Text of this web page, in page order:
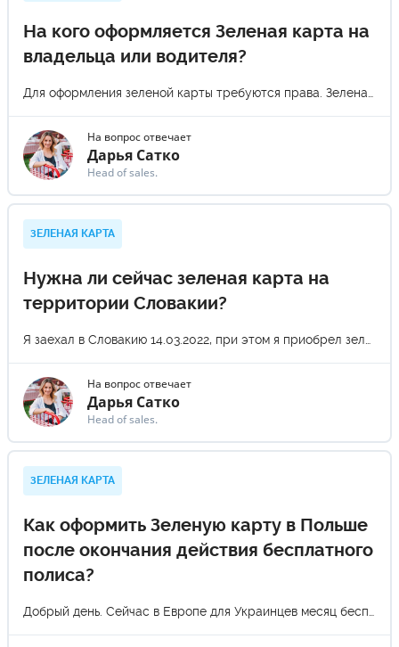
На кого оформляется Зеленая карта на
владельца или водителя?
На вопрос отвечает
Дарья Сатко
Head of sales.
ЗЕЛЕНАЯ КАРТА
Нужна ли сейчас зеленая карта на
территории Словакии?
На вопрос отвечает
Дарья Сатко
Head of sales.
ЗЕЛЕНАЯ КАРТА
Как оформить Зеленую карту в Польше
после окончания действия бесплатного
полиса?